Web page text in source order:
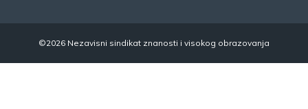
©2026 Nezavisni sindikat znanosti i visokog obrazovanja